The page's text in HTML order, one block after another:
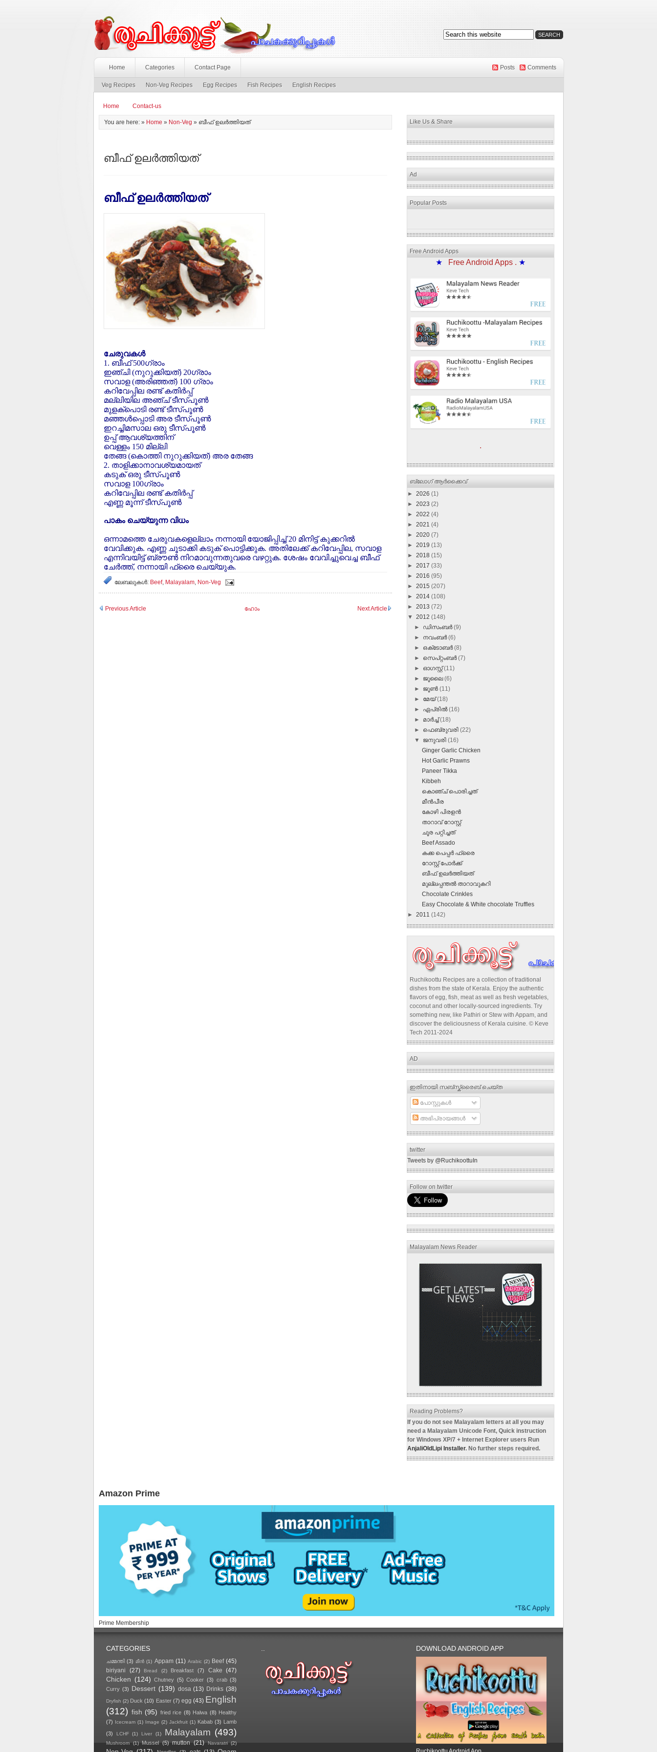
Home Categories Contact Page Posts Comments
Veg Recipes Non-Veg Recipes Egg Recipes Fish Recipes English Recipes
Home Contact-us
You are here: » Home » Non-Veg » ബീഫ് ഉലര്‍ത്തിയത്
ബീഫ് ഉലര്‍ത്തിയത്
ബീഫ് ഉലര്‍ത്തിയത്
ചേരുവകള്‍
1. ബീഫ് 500ഗ്രാം
ഇഞ്ചി (നുറുക്കിയത്) 20ഗ്രാം
സവാള (അരിഞ്ഞത്) 100 ഗ്രാം
കറിവേപ്പില രണ്ട് കതിര്‍പ്പ്
മല്ലിയില അഞ്ച് ടീസ്പൂണ്‍
മുളക്‌പൊടി രണ്ട് ടീസ്പൂണ്‍
മഞ്ഞള്‍പ്പൊടി അര ടീസ്പൂണ്‍
ഇറച്ചിമസാല ഒരു ടീസ്പൂണ്‍
ഉപ്പ് ആവശ്യത്തിന്
വെള്ളം 150 മില്ലി
തേങ്ങ (കൊത്തി നുറുക്കിയത്) അര തേങ്ങ
2. താളിക്കാനാവശ്യമായത്
കടുക് ഒരു ടീസ്പൂണ്‍
സവാള 100ഗ്രാം
കറിവേപ്പില രണ്ട് കതിര്‍പ്പ്
എണ്ണ മൂന്ന് ടീസ്പൂണ്‍
പാകം ചെയ്യുന്ന വിധം
ഒന്നാമത്തെ ചേരുവകളെല്ലാം നന്നായി യോജിപ്പിച്ച് 20 മിനിട്ട് കുക്കറില്‍
വേവിക്കുക. എണ്ണ ചൂടാക്കി കടുക് പൊട്ടിക്കുക. അതിലേക്ക് കറിവേപ്പില, സവാള
എന്നിവയിട്ട് ബ്രൗണ്‍ നിറമാവുന്നതുവരെ വഴറ്റുക. ശേഷം വേവിച്ചുവെച്ച ബീഫ്
ചേര്‍ത്ത്, നന്നായി ഫ്രൈ ചെയ്യുക.
ലേബലുകള്‍: Beef, Malayalam, Non-Veg
Previous Article Next Article
ഹോം
Like Us & Share
Ad
Popular Posts
Free Android Apps
★ Free Android Apps . ★
.
ബ്ലോഗ് ആര്‍ക്കൈവ്
► 2026 (1)
► 2023 (2)
► 2022 (4)
► 2021 (4)
► 2020 (7)
► 2019 (13)
► 2018 (15)
► 2017 (33)
► 2016 (95)
► 2015 (207)
► 2014 (108)
► 2013 (72)
▼ 2012 (148)
► ഡിസംബർ(9)
► നവംബർ(6)
► ഒക്‌ടോബർ(8)
► സെപ്റ്റംബർ(7)
► ഓഗസ്റ്റ്(11)
► ജൂലൈ(6)
► ജൂൺ(11)
► മേയ്(18)
► ഏപ്രിൽ(16)
► മാർച്ച്(18)
► ഫെബ്രുവരി(22)
▼ ജനുവരി(16)
Ginger Garlic Chicken
Hot Garlic Prawns
Paneer Tikka
Kibbeh
കൊഞ്ച് പൊരിച്ചത്
മീന്‍പീര
കോഴി പിരളന്‍
താറാവ് റോസ്റ്റ്
ചൂര പറ്റിച്ചത്
Beef Assado
കക്ക പെപ്പര്‍ ഫ്രൈ
റോസ്റ്റ് പോര്‍ക്ക്
ബീഫ് ഉലര്‍ത്തിയത്
മുല്ലപ്പന്തല്‍ താറാവുകറി
Chocolate Crinkles
Easy Chocolate & White chocolate Truffles
► 2011 (142)
Ruchikoottu Recipes are a collection of traditional
dishes from the state of Kerala. Enjoy the authentic
flavors of egg, fish, meat as well as fresh vegetables,
coconut and other locally-sourced ingredients. Try
something new, like Pathiri or Stew with Appam, and
discover the deliciousness of Kerala cuisine. © Keve
Tech 2011-2024
AD
ഇതിനായി സബ്‌സ്ക്രൈബ് ചെയ്ത
പോസ്റ്റുകള്‍
അഭിപ്രായങ്ങള്‍
twitter
Tweets by @RuchikoottuIn
Follow on twitter
Malayalam News Reader
Reading Problems?
If you do not see Malayalam letters at all you may
need a Malayalam Unicode Font, Quick instruction
for Windows XP/7 + Internet Explorer users Run
AnjaliOldLipi Installer. No further steps required.
Amazon Prime
Prime Membership
CATEGORIES
ചമ്മന്തി (3) മീൻ (1) Appam (11) Arabic (2) Beef (45)
biriyani
(27) Bread (2) Breakfast (7) Cake (47)
Chicken (124) Chutney (5) Cooker (3) crab (3)
Curry (3) Dessert (139) dosa (13) Drinks (38)
Dryfish (2) Duck (10) Easter (7) egg (43) English
(312) fish (95) fried rice (8) Halwa (8) Healthy
(7) Icecream (1) Image (2) Jackfruit (1) Kabab (3) Lamb
(3)
LCHF (1) Liver (1) Malayalam (493)
Mushroom (1) Mussel (5) mutton (21) Navaratri (2)
DOWNLOAD ANDROID APP